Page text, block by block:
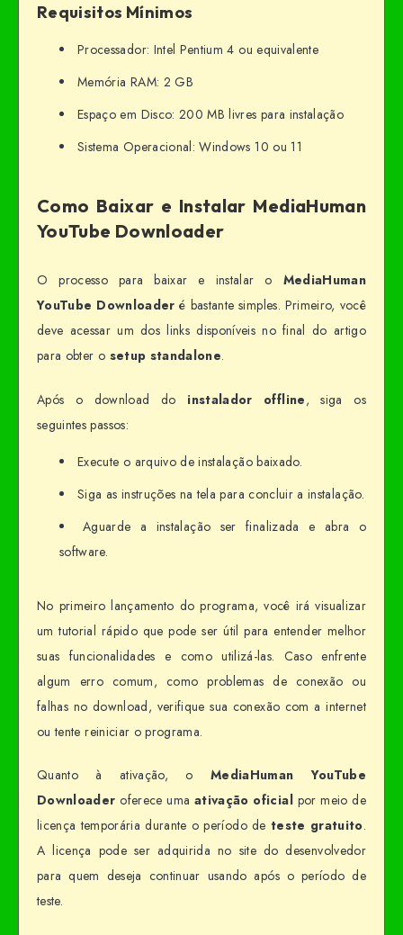
Requisitos Mínimos
Processador: Intel Pentium 4 ou equivalente
Memória RAM: 2 GB
Espaço em Disco: 200 MB livres para instalação
Sistema Operacional: Windows 10 ou 11
Como Baixar e Instalar MediaHuman
YouTube Downloader
O processo para baixar e instalar o MediaHuman
YouTube Downloader é bastante simples. Primeiro, você
deve acessar um dos links disponíveis no final do artigo
para obter o setup standalone.
Após o download do instalador offline, siga os
seguintes passos:
Execute o arquivo de instalação baixado.
Siga as instruções na tela para concluir a instalação.
Aguarde a instalação ser finalizada e abra o
software.
No primeiro lançamento do programa, você irá visualizar
um tutorial rápido que pode ser útil para entender melhor
suas funcionalidades e como utilizá-las. Caso enfrente
algum erro comum, como problemas de conexão ou
falhas no download, verifique sua conexão com a internet
ou tente reiniciar o programa.
Quanto à ativação, o MediaHuman YouTube
Downloader oferece uma ativação oficialpor meio de
licença temporária durante o período de teste gratuito.
A licença pode ser adquirida no site do desenvolvedor
para quem deseja continuar usando após o período de
teste.